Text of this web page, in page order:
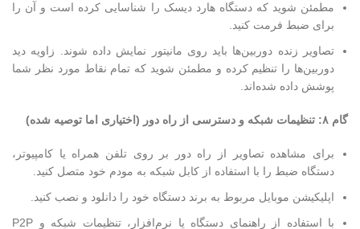
مطمئن شوید که دستگاه هارد دیسک را شناسایی کرده است و آن را
برای ضبط فرمت کنید.
تصاویر زنده دوربین‌ها باید روی مانیتور نمایش داده شوند. زاویه دید
دوربین‌ها را تنظیم کرده و مطمئن شوید که تمام نقاط مورد نظر شما
پوشش داده شده‌اند.
گام ۸: تنظیمات شبکه و دسترسی از راه دور (اختیاری اما توصیه شده)
برای مشاهده تصاویر از راه دور بر روی تلفن همراه یا کامپیوتر،
دستگاه ضبط را با استفاده از کابل شبکه به مودم خود متصل کنید.
اپلیکیشن موبایل مربوط به برند دستگاه خود را دانلود و نصب کنید.
با استفاده از راهنمای دستگاه یا نرم‌افزار، تنظیمات شبکه و P2P